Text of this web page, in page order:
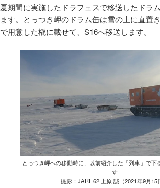
夏期間に実施したドラフェスで移送したドラム
ます。とっつき岬のドラム缶は雪の上に直置
で用意した橇に載せて、 S16へ移送します。
とっつき岬への移動時に、以前紹介した「列車」で下
す
撮影：JARE62 上原 誠（2021年9月15